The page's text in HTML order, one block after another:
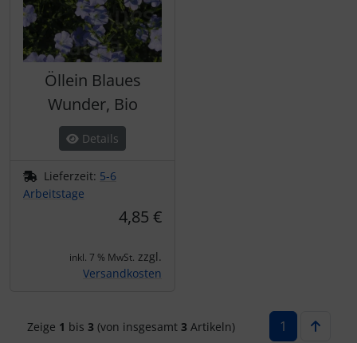
Öllein Blaues
Wunder, Bio
Details
Lieferzeit: 5-6
Arbeitstage
4,85 €
inkl. 7 % MwSt. zzgl.
Versandkosten
Zeige 1 bis 3(von insgesamt 3Artikeln) 1